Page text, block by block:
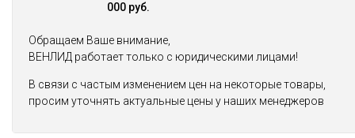
000 руб.
Обращаем Ваше внимание,
ВЕНЛИД работает только с юридическими лицами!
В связи с частым изменением цен на некоторые товары,
просим уточнять актуальные цены у наших менеджеров